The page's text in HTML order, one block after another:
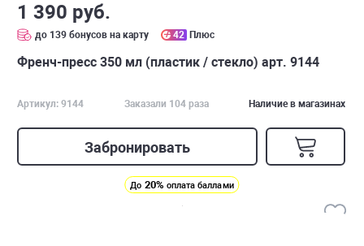
1 390 руб.
до 139 бонусов на карту 42 Плюс
Френч-пресс 350 мл (пластик / стекло) арт. 9144
Артикул: 9144 Заказали 104 раза Наличие в магазинах
Забронировать
До 20% оплата баллами